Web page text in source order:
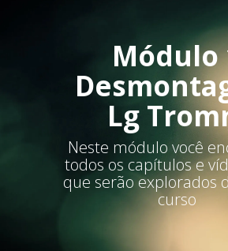
Módulo
Lg
Neste módulo você
todos os capítulos e
que serão explorados
curso